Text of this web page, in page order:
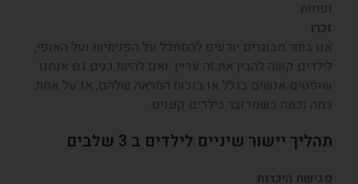
בתור מבוגרים יודעים להסתכל על הפנימיות ועל האופי,
קשה להבין את זה עדיין. ואם להיות כנים גם אנחנו
אנשים בגלל או בזכות המראה שלהם, אז על אחת
וכמה כשמדובר בילדים קטנים.
יישור שיניים לילדים ב 3 שלבים
היכרות